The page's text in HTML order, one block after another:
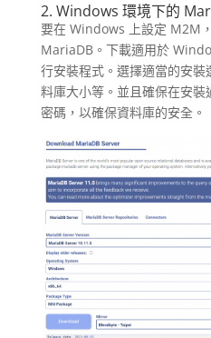
2. Windows 環境下的
要在 Windows 上設定 M2M
MariaDB。下載適用於
行安裝程式。選擇適當的安
料庫大小等。並且確保在安
密碼，以確保資料庫的安全。